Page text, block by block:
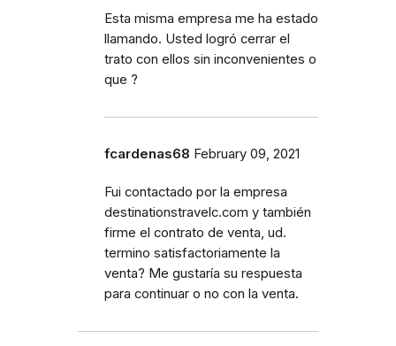
Esta misma empresa me ha estado
llamando. Usted logró cerrar el
trato con ellos sin inconvenientes o
que ?
fcardenas68 February 09, 2021
Fui contactado por la empresa
destinationstravelc.com y también
firme el contrato de venta, ud.
termino satisfactoriamente la
venta? Me gustaría su respuesta
para continuar o no con la venta.